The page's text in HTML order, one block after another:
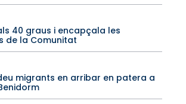
40 graus i encapçala les
de la Comunitat
migrants en arribar en patera a